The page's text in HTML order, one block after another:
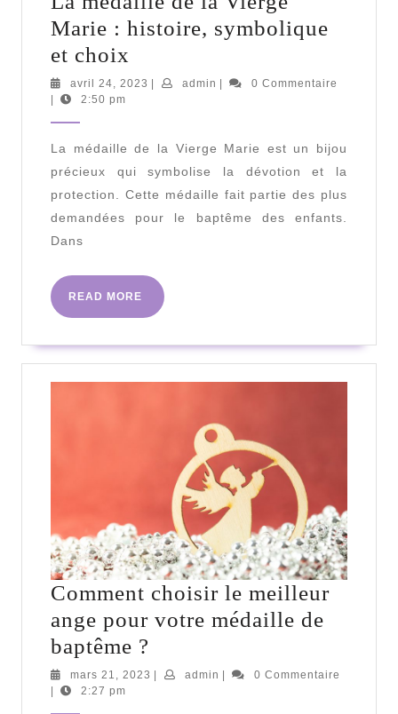
Marie : histoire, symbolique
et choix
médaille
Vierge
Marie
et
choix
avril 24, 2023 avril
admin admin
0 Commentaire
2:50 pm
La médaille de la Vierge Marie est un bijou
précieux qui symbolise la dévotion et la
protection. Cette médaille fait partie des plus
demandées pour le baptême des enfants.
Dans
READ MORE
READ
MORE
Comment choisir le meilleur
ange pour votre médaille de
baptême ?
choisir
mars 21, 2023 mars
| admin admin
|
0 Commentaire
|
2:27 pm